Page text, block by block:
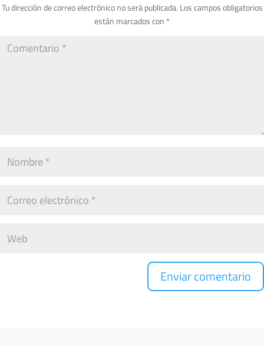
Tu dirección de correo electrónico no será publicada. Los campos obligatorios
están marcados con *